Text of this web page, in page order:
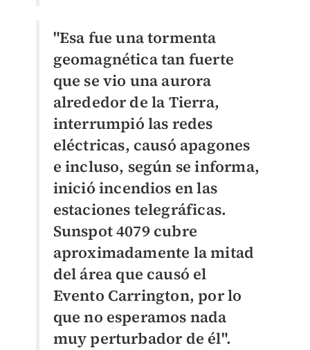
"Esa fue una tormenta
geomagnética tan fuerte
que se vio una aurora
alrededor de la Tierra,
interrumpió las redes
eléctricas, causó apagones
e incluso, según se informa,
inició incendios en las
estaciones telegráficas.
Sunspot 4079 cubre
aproximadamente la mitad
del área que causó el
Evento Carrington, por lo
que no esperamos nada
muy perturbador de él".